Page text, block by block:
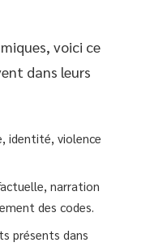
voici ce
dans leurs
identité, violence
narration
des codes.
présents dans